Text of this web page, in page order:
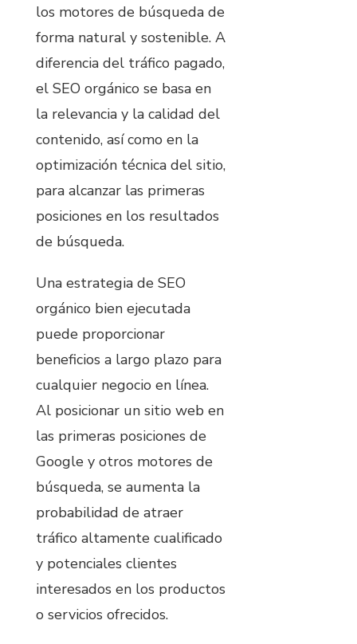
los motores de búsqueda de
forma natural y sostenible. A
diferencia del tráfico pagado,
el SEO orgánico se basa en
la relevancia y la calidad del
contenido, así como en la
optimización técnica del sitio,
para alcanzar las primeras
posiciones en los resultados
de búsqueda.
Una estrategia de SEO
orgánico bien ejecutada
puede proporcionar
beneficios a largo plazo para
cualquier negocio en línea.
Al posicionar un sitio web en
las primeras posiciones de
Google y otros motores de
búsqueda, se aumenta la
probabilidad de atraer
tráfico altamente cualificado
y potenciales clientes
interesados en los productos
o servicios ofrecidos.